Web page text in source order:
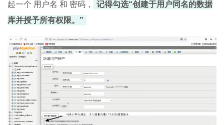
起一个 用户名 和 密码，
记得勾选“创建于用户同名的数据
库并授予所有权限。”